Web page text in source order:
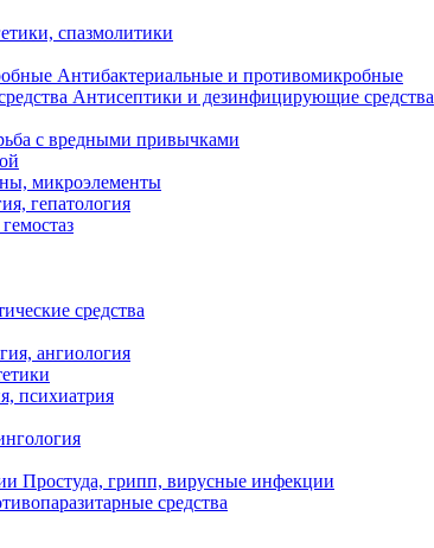
спазмолитики
Антибактериальные и противомикробные
Антисептики и дезинфицирующие средства
с вредными привычками
микроэлементы
гепатология
средства
ангиология
психиатрия
Простуда, грипп, вирусные инфекции
средства